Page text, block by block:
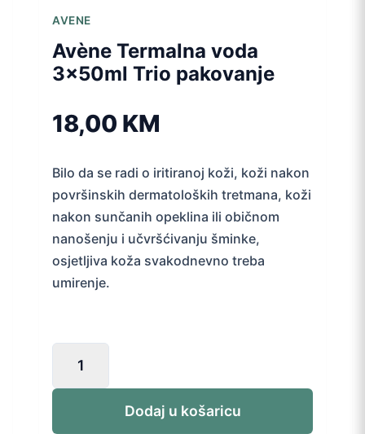
AVENE
Avène Termalna voda
3x50ml Trio pakovanje
18,00 KM
Bilo da se radi o iritiranoj koži, koži nakon
površinskih dermatoloških tretmana, koži
nakon sunčanih opeklina ili običnom
nanošenju i učvršćivanju šminke,
osjetljiva koža svakodnevno treba
umirenje.
Termalna
voda
Dodaj u košaricu